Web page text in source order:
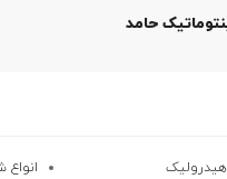
حامد
هیدرولیک انواع